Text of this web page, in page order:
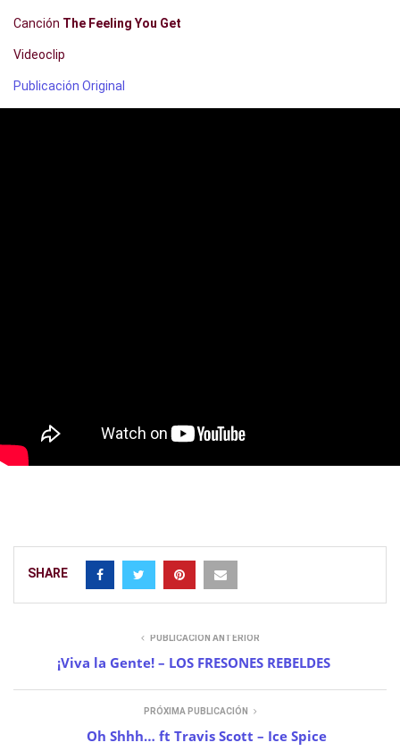
Canción The Feeling You Get
Videoclip
Publicación Original
SHARE
PUBLICACIÓN ANTERIOR
¡Viva la Gente! – LOS FRESONES REBELDES
PRÓXIMA PUBLICACIÓN
Oh Shhh… ft Travis Scott – Ice Spice